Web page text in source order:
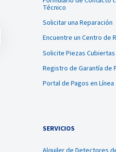
Técnico
Solicitar una Reparación
Encuentre un Centro de
Solicite Piezas
Registro de Garantía de
Portal de Pagos en Línea
SERVICIOS